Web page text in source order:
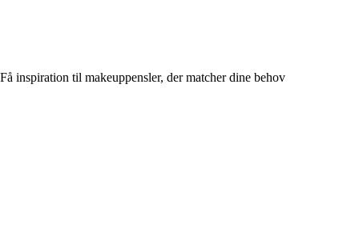
Få inspiration til makeuppensler, der matcher dine behov